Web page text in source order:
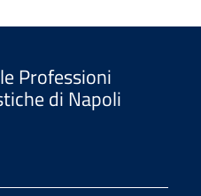
Professioni
di Napoli